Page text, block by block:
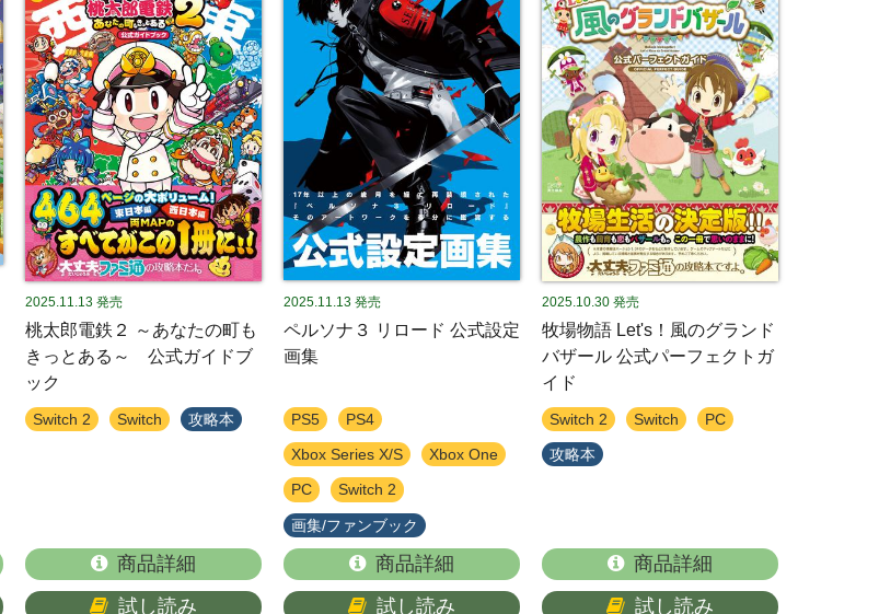
2025.11.13 発売
桃太郎電鉄２ ～あなたの町も
きっとある～ 公式ガイドブ
ック
Switch 2 Switch 攻略本
商品詳細
試し読み
2025.11.13 発売
ペルソナ３ リロード 公式設定
画集
PS5 PS4
Xbox Series X/S Xbox One
PC Switch 2
画集/ファンブック
商品詳細
試し読み
2025.10.30 発売
牧場物語 Let's！風のグランド
バザール 公式パーフェクトガ
イド
Switch 2 Switch PC
攻略本
商品詳細
試し読み